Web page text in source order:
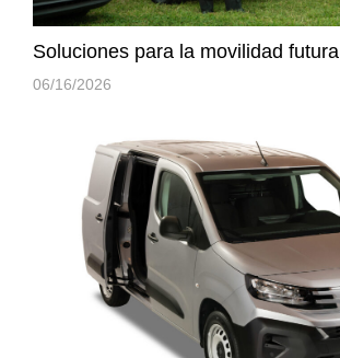
Soluciones para la movilidad futura
06/16/2026